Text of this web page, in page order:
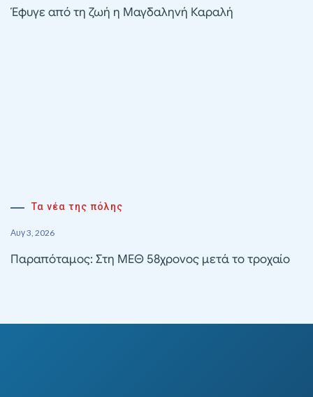
Έφυγε από τη ζωή η Μαγδαληνή Καραλή
Τα νέα της πόλης
Αυγ 3, 2026
Παραπόταμος: Στη ΜΕΘ 58χρονος μετά το τροχαίο